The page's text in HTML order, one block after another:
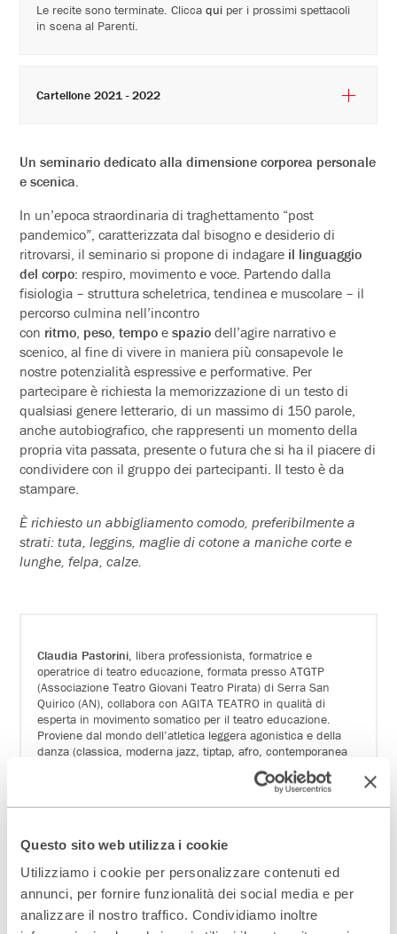
Questo sito web utilizza i cookie
Utilizziamo i cookie per personalizzare contenuti ed
annunci, per fornire funzionalità dei social media e per
analizzare il nostro traffico. Condividiamo inoltre
Un seminario dedicato alla dimensione corporea personale
e scenica.
In un’epoca straordinaria di traghettamento “post
pandemico”, caratterizzata dal bisogno e desiderio di
ritrovarsi, il seminario si propone di indagare il linguaggio
del corpo: respiro, movimento e voce. Partendo dalla
fisiologia – struttura scheletrica, tendinea e muscolare – il
percorso culmina nell’incontro
con ritmo peso ,tempo espazio dell’agire narrativo e
scenico, al fine di vivere in maniera più consapevole le
nostre potenzialità espressive e performative. Per
partecipare è richiesta la memorizzazione di un testo di
qualsiasi genere letterario, di un massimo di 150 parole,
anche autobiografico, che rappresenti un momento della
propria vita passata, presente o futura che si ha il piacere di
condividere con il gruppo dei partecipanti. Il testo è da
stampare.
È richiesto un abbigliamento comodo, preferibilmente a
strati: tuta, leggins, maglie di cotone a maniche corte e
lunghe, felpa, calze.
Claudia Pastorini , libera professionista, formatrice e
operatrice di teatro educazione, formata presso ATGTP
(Associazione Teatro Giovani Teatro Pirata) di Serra San
Quirico (AN), collabora con AGITA TEATRO in qualità di
esperta in movimento somatico per il teatro educazione.
Proviene dal mondo dell’atletica leggera agonistica e della
danza (classica, moderna jazz, tiptap, afro, contemporanea
tecnica Graham e release, contact improvisation, tango
argentino) che ha studiato, praticato e insegnato per molti
anni, lavorando con Laura Moret, Marcella Fanzaga, Elena
Proviene dal teatro d’animazione, fatto e studiato presso il
per lunghi e brevi periodi con: Federico Bertozzi, Giorgio
Zorcù, Enrique Pardo, Babilonia Teatri, Teatro Kismet di Bari,
Eugenio Allegri, Fiorella Tommassini del Teatro del Lemming,
Le recite sono terminate. Cliccaqui per i prossimi spettacoli
in scena al Parenti.
Cartellone 2021 - 2022